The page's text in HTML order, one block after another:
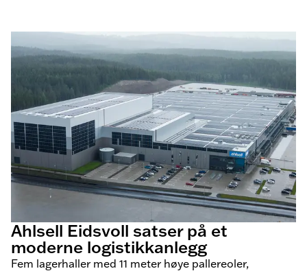
Ahlsell Eidsvoll satser på et
moderne logistikkanlegg
Fem lagerhaller med 11 meter høye pallereoler,